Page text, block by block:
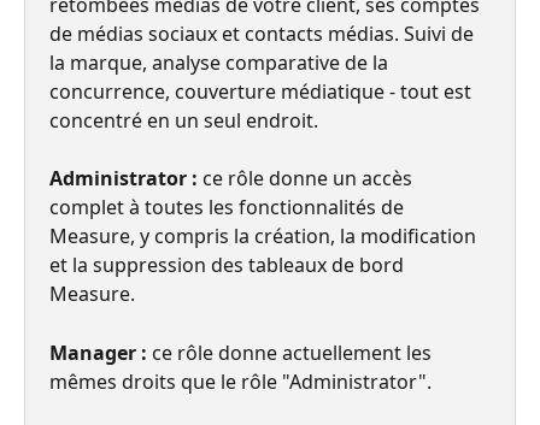
de médias sociaux et contacts médias. Suivi de
la marque, analyse comparative de la
concurrence, couverture médiatique - tout est
concentré en un seul endroit.
Administrator : ce rôle donne un accès
complet à toutes les fonctionnalités de
Measure, y compris la création, la modification
et la suppression des tableaux de bord
Measure.
Manager : ce rôle donne actuellement les
mêmes droits que le rôle "Administrator".